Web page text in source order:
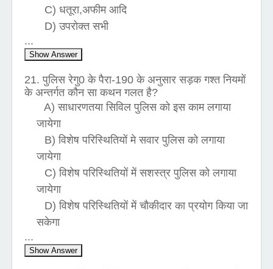
C) धतूरा,अफीम आदि
D) उपरोक्त सभी
...
Show Answer
21. पुलिस रेगु0 के पैरा-190 के अनुसार सड़क गश्त नियमों
के अन्तर्गत कौन सा कथन गलत है?
A) साधारणतया सिविल पुलिस को इस काम लगाया
जायेगा
B) विशेष परिस्थितियों मे सवार पुलिस को लगाया
जायेगा
C) विशेष परिस्थितियों में सशस्त्र पुलिस को लगाया
जायेगा
D) विशेष परिस्थितियों में चौकीदार का प्रयोग किया जा
सकेगा
...
Show Answer